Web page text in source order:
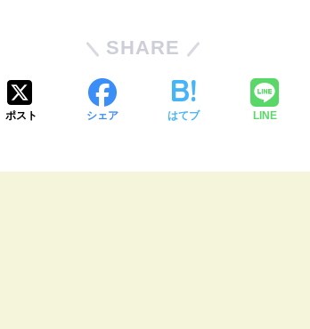
SHARE
ポスト シェア はてブ LINE